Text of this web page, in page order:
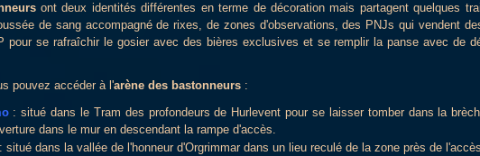
ont deux identités différentes en terme de décoration mais partagent quelques
de sang accompagné de rixes, de zones d'observations, des PNJs qui vendent
pour se rafraîchir le gosier avec des bières exclusives et se remplir la panse avec de
pouvez accéder à l'arène des bastonneurs :
: situé dans le Tram des profondeurs de Hurlevent pour se laisser tomber dans la
dans le mur en descendant la rampe d'accès.
: situé dans la vallée de l'honneur d'Orgrimmar dans un lieu reculé de la zone près de